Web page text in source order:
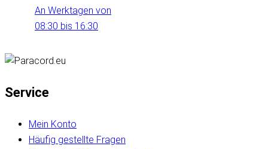
An Werktagen von
08:30 bis 16:30
Service
Mein Konto
Häufig gestellte Fragen